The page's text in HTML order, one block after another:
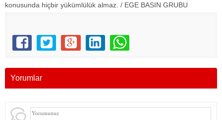
konusunda hiçbir yükümlülük almaz. / EGE BASIN GRUBU
Yorumlar